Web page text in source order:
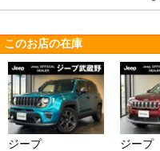
このお店の在庫
ジープ
ジープ